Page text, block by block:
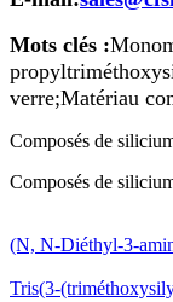
Mots clés :
verre;Matériau
Composés de
Composés de
(N, N-Diéthyl-3-
Tris(3-